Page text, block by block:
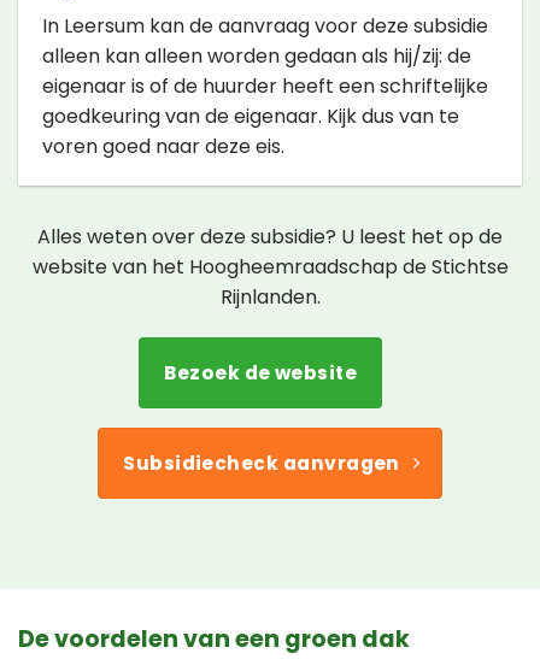
In Leersum kan de aanvraag voor deze subsidie
alleen kan alleen worden gedaan als hij/zij: de
eigenaar is of de huurder heeft een schriftelijke
goedkeuring van de eigenaar. Kijk dus van te
voren goed naar deze eis.
Alles weten over deze subsidie? U leest het op de
website van het Hoogheemraadschap de Stichtse
Rijnlanden.
Bezoek de website
Subsidiecheck aanvragen
De voordelen van een groen dak